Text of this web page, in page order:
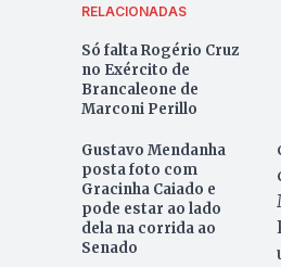
RELACIONADAS
Só falta Rogério Cruz
no Exército de
Brancaleone de
Marconi Perillo
Gustavo Mendanha
posta foto com
Gracinha Caiado e
pode estar ao lado
dela na corrida ao
Senado